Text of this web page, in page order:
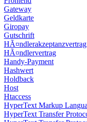
Gateway
Geldkarte
Giropay
Gutschrift
HÃ¤ndlerakzeptanzvertrag
HÃ¤ndlervertrag
Handy-Payment
Hashwert
Holdback
Host
Htaccess
HyperText Markup
HyperText Transfer